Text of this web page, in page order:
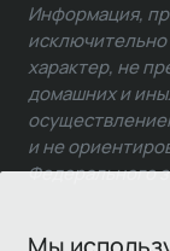
Информация,
характер, не
домашних и
и не
Федерального